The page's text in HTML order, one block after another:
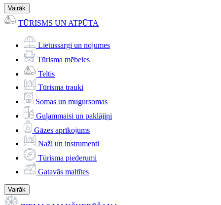
Vairāk
TŪRISMS UN ATPŪTA
Lietussargi un nojumes
Tūrisma mēbeles
Teltis
Tūrisma trauki
Somas un mugursomas
Guļammaisi un paklājiņi
Gāzes aprīkojums
Naži un instrumenti
Tūrisma piederumi
Gatavās maltītes
Vairāk